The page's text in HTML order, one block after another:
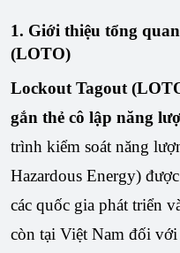
1. Giới thiệu tổng
(LOTO)
Lockout Tagout
gắn thẻ cô lập năng
trình kiểm soát năng
Hazardous Energy)
các quốc gia phát triển
còn tại Việt Nam đối với